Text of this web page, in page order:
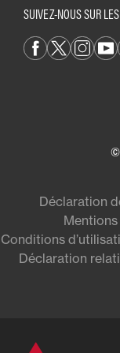
SUIVEZ-NOUS SUR
©
Déclaration
Conditions
Déclaration